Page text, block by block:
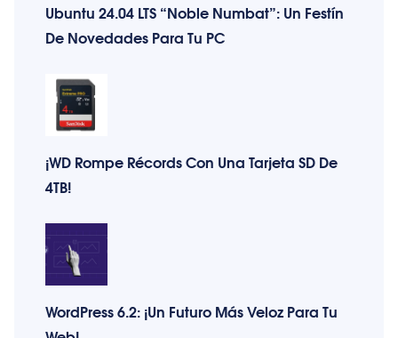
Ubuntu 24.04 LTS “Noble Numbat”: Un Festín
De Novedades Para Tu PC
¡WD Rompe Récords Con Una Tarjeta SD De
4TB!
WordPress 6.2: ¡Un Futuro Más Veloz Para Tu